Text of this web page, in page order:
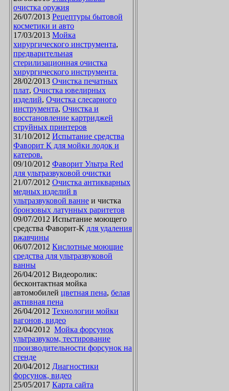
очистка оружия
26/07/2013 Рецептуры бытовой
косметики и авто
17/03/2013 Мойка
хирургического инструмента,
предварительная
стерилизационная очистка
хирургического инструмента
28/02/2013 Очистка печатных
плат, Очистка ювелирных
изделий, Очистка слесарного
инструмента, Очистка и
восстановление картриджей
струйных принтеров
31/10/2012 Испытание средства
Фаворит К для мойки лодок и
катеров.
09/10/2012 Фаворит Ультра Red
для ультразвуковой очистки
21/07/2012 Очистка антикварных
медных изделий в
ультразвуковой ванне и чистка
бронзовых латунных раритетов
09/07/2012 Испытание моющего
средства Фаворит-К для удаления
ржавчины
06/07/2012 Кислотные моющие
средства для ультразвуковой
ванны
26/04/2012 Видеоролик:
бесконтактная мойка
автомобилей цветная пена, белая
активная пена
26/04/2012 Технологии мойки
вагонов, видео
22/04/2012 Мойка форсунок
ультразвуком, тестирование
производительности форсунок на
стенде
20/04/2012 Диагностики
форсунок, видео
25/05/2017 Карта сайта